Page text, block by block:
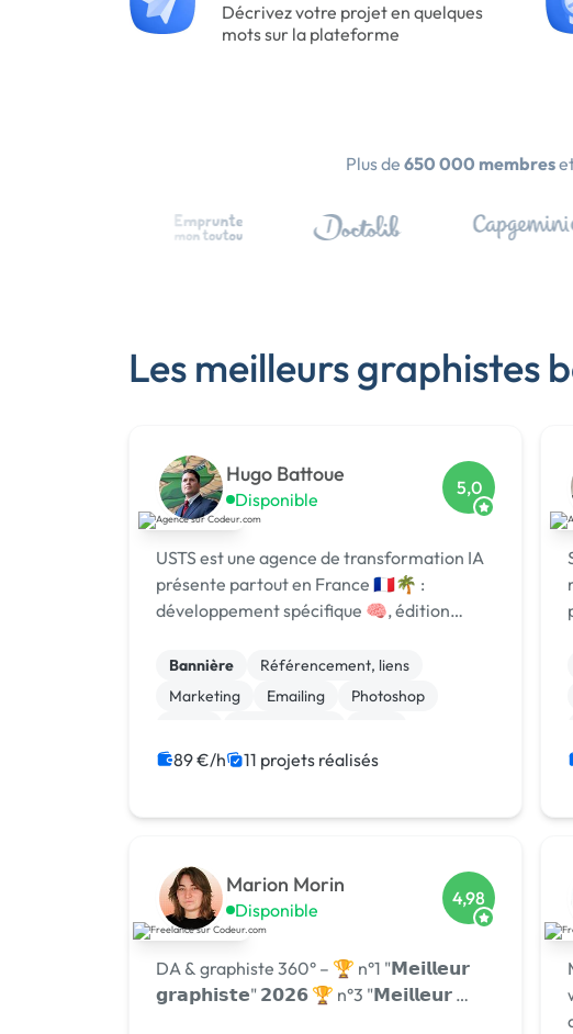
Décrivez votre projet en quelques
mots sur la plateforme
Plus de 650 000 membres
Les meilleurs graphistes
Hugo Battoue
Disponible
5,0
USTS est une agence de transformation IA
présente partout en France 🇫🇷🌴 :
développement spécifique 🧠, édition
Agréée CII, CIR, Qualiopi, 1er [URL
MASQUÉE] 🏆 !
Bannière
Référencement, liens
Marketing
Emailing
Photoshop
Charte graphique
Boutons
89 €/h 11 projets réalisés
Marion Morin
Disponible
4,98
DA & graphiste 360° – 🏆 n°1 "𝗠𝗲𝗶𝗹𝗹𝗲𝘂𝗿
𝗴𝗿𝗮𝗽𝗵𝗶𝘀𝘁𝗲" 𝟮𝟬𝟮𝟲 🏆 n°3 "𝗠𝗲𝗶𝗹𝗹𝗲𝘂𝗿 …